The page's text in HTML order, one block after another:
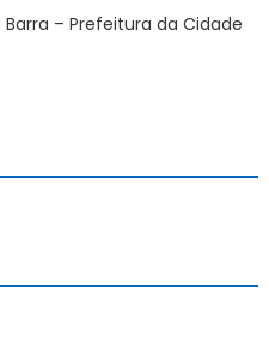
– Prefeitura da Cidade